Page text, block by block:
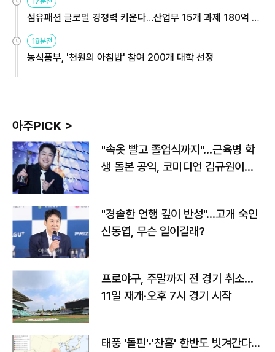
섬유패션 글로벌 경쟁력 키운다…산업부 15개 과제 180억 지
원
18분전
농식품부, '천원의 아침밥' 참여 200개 대학 선정
아주PICK >
"속옷 빨고 졸업식까지"…근육병 학
생 돌본 공익, 코미디언 김규원이었
"경솔한 언행 깊이 반성"…고개 숙인
신동엽, 무슨 일이길래?
프로야구, 주말까지 전 경기 취소…
11일 재개·오후 7시 경기 시작
태풍 '돌핀'·'찬홈' 한반도 빗겨간다…